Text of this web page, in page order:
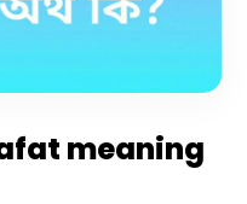
Arafat meaning